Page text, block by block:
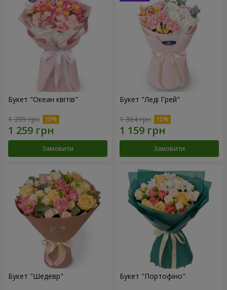
Букет "Океан квітів"
1 399 грн
Замовити
Букет "Леді Грей"
1 364 грн
Замовити
Букет "Шедевр" Букет "Портофіно"